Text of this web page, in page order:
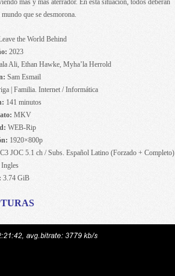
más y más aterrador. En esta situación, todos deberán
que se desmorona.
the World Behind
2023
Ali, Ethan Hawke, Myha’la Herrold
Sam Esmail
| Familia. Internet / Informática
141 minutos
MKV
WEB-Rip
1920×800p
JOC 5.1 ch / Subs. Español Latino (Forzado + Completo)
Ingles
3.74 GiB